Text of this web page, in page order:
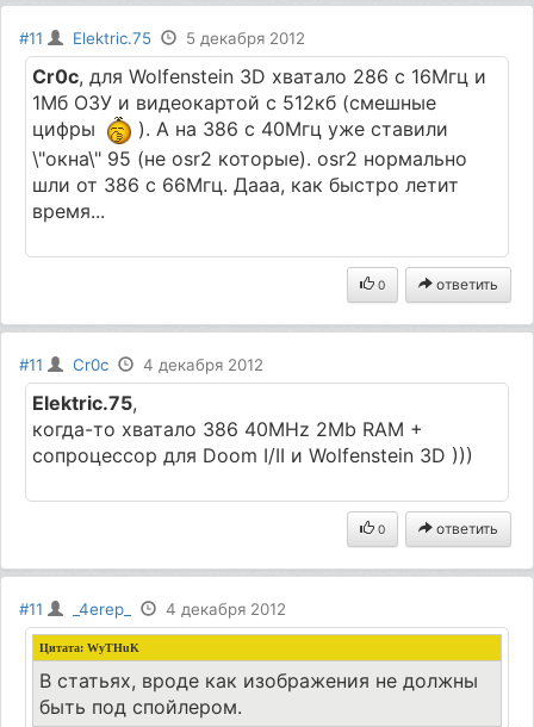
#11 Elektric.75 5 декабря 2012
Cr0c, для Wolfenstein 3D хватало 286 с 16Мгц и
1Мб ОЗУ и видеокартой с 512кб (смешные
цифры
). А на 386 с 40Мгц уже ставили
\"окна\" 95 (не osr2 которые). osr2 нормально
шли от 386 с 66Мгц. Дааа, как быстро летит
время...
0 ответить
#11 Cr0c 4 декабря 2012
Elektric.75,
когда-то хватало 386 40MHz 2Mb RAM +
сопроцессор для Doom I/II и Wolfenstein 3D )))
0 ответить
#11 _4erep_ 4 декабря 2012
Цитата: WyTHuK
В статьях, вроде как изображения не должны
быть под спойлером.